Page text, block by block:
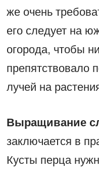
же очень
его следует на
огорода, чтобы
препятствовало
лучей на
Выращивание
заключается в
Кусты перца